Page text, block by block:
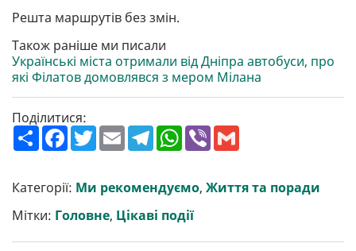
Решта маршрутів без змін.
Також раніше ми писали
Українські міста отримали від Дніпра автобуси, про
які Філатов домовлявся з мером Мілана
Поділитися:
П
о
р
и
т
и
F
a
b
o
o
k
T
w
e
r
E
m
l
T
e
g
r
a
m
W
h
s
A
p
p
V
r l
Категорії: Ми рекомендуємо, Життя та поради
Мітки: Головне, Цікаві події